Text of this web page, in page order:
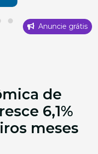
Anuncie grátis
de
6,1%
meses